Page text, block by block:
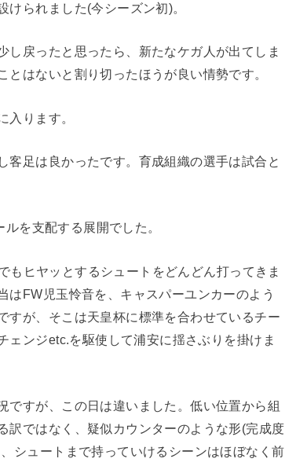
られました(今シーズン初)。
戻ったと思ったら、新たなケガ人が出てしま
はないと割り切ったほうが良い情勢です。
入ります。
足は良かったです。育成組織の選手は試合と
を支配する展開でした。
ヒヤッとするシュートをどんどん打ってきま
FW児玉怜音を、キャスパーユンカーのよう
すが、そこは天皇杯に標準を合わせているチー
ェンジetc.を駆使して浦安に揺さぶりを掛けま
ですが、この日は違いました。低い位置から組
訳ではなく、疑似カウンターのような形(完成度
シュートまで持っていけるシーンはほぼなく前